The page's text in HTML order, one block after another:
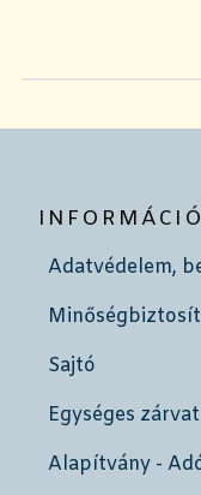
Adatvédelem,
Sajtó
Egységes
Alapítvány -